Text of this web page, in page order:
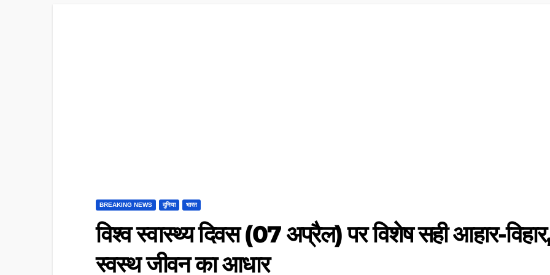
BREAKING NEWS दुनिया भारत
विश्व स्वास्थ्य दिवस (07 अप्रैल) पर विशेष सही आहार-
स्वस्थ जीवन का आधार